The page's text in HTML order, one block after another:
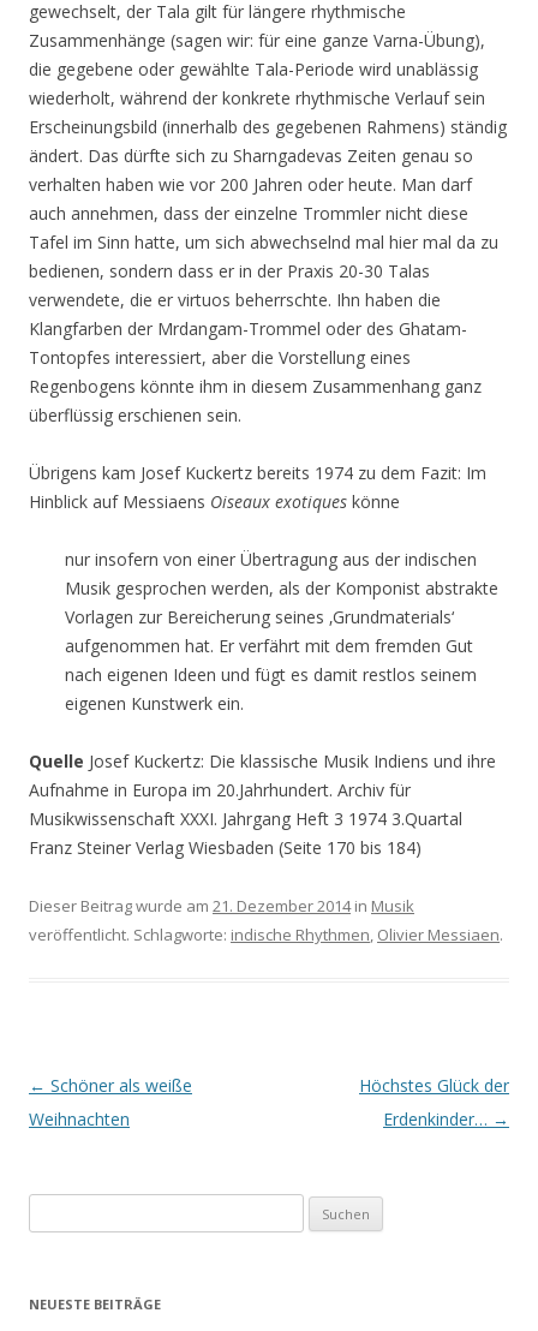
gewechselt, der Tala gilt für längere rhythmische
Zusammenhänge (sagen wir: für eine ganze Varna-Übung),
die gegebene oder gewählte Tala-Periode wird unablässig
wiederholt, während der konkrete rhythmische Verlauf sein
Erscheinungsbild (innerhalb des gegebenen Rahmens) ständig
ändert. Das dürfte sich zu Sharngadevas Zeiten genau so
verhalten haben wie vor 200 Jahren oder heute. Man darf
auch annehmen, dass der einzelne Trommler nicht diese
Tafel im Sinn hatte, um sich abwechselnd mal hier mal da zu
bedienen, sondern dass er in der Praxis 20-30 Talas
verwendete, die er virtuos beherrschte. Ihn haben die
Klangfarben der Mrdangam-Trommel oder des Ghatam-
Tontopfes interessiert, aber die Vorstellung eines
Regenbogens könnte ihm in diesem Zusammenhang ganz
überflüssig erschienen sein.
Übrigens kam Josef Kuckertz bereits 1974 zu dem Fazit: Im
Hinblick auf Messiaens Oiseaux exotiques könne
nur insofern von einer Übertragung aus der indischen
Musik gesprochen werden, als der Komponist abstrakte
Vorlagen zur Bereicherung seines ‚Grundmaterials‘
aufgenommen hat. Er verfährt mit dem fremden Gut
nach eigenen Ideen und fügt es damit restlos seinem
eigenen Kunstwerk ein.
Quelle Josef Kuckertz: Die klassische Musik Indiens und ihre
Aufnahme in Europa im 20.Jahrhundert. Archiv für
Musikwissenschaft XXXI. Jahrgang Heft 3 1974 3.Quartal
Franz Steiner Verlag Wiesbaden (Seite 170 bis 184)
Dieser Beitrag wurde am 21. Dezember 2014in Musik
veröffentlicht. Schlagworte: indische Rhythmen, Olivier Messiaen.
Beitrags-
Navigation
← Schöner als weiße
Weihnachten
Höchstes Glück der
Erdenkinder… →
u
h
NEUESTE BEITRÄGE